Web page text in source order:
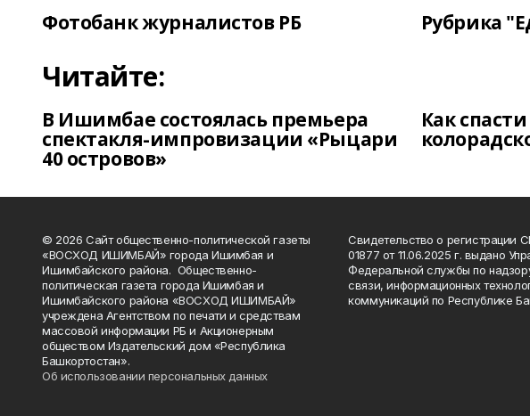
Фотобанк журналистов РБ Рубрика
Читайте:
В Ишимбае состоялась премьера
спектакля-импровизации «Рыцари
40 островов»
Как
© 2026 Сайт общественно-политической газеты
«ВОСХОД ИШИМБАЙ» города Ишимбая и
Ишимбайского района. Общественно-
политическая газета города Ишимбая и
Ишимбайского района «ВОСХОД ИШИМБАЙ»
учреждена Агентством по печати и средствам
массовой информации РБ и Акционерным
обществом Издательский дом «Республика
Башкортостан».
Об использовании персональных данных
Свидетельство о
01877 от 11.06.2025 г. выдано
Федеральной службы по
связи, информационных
коммуникаций по Республике